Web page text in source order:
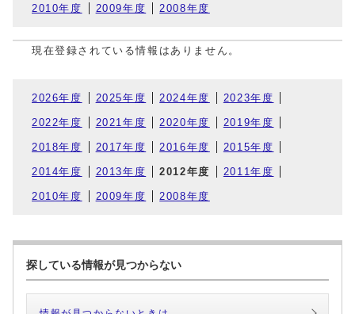
2010年度 2009年度 2008年度
現在登録されている情報はありません。
2026年度 2025年度 2024年度 2023年度
2022年度 2021年度 2020年度 2019年度
2018年度 2017年度 2016年度 2015年度
2014年度 2013年度 2012年度 2011年度
2010年度 2009年度 2008年度
探している情報が見つからない